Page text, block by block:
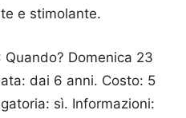
e stimolante.
Quando? Domenica 23
dai 6 anni. Costo: 5
sì. Informazioni: